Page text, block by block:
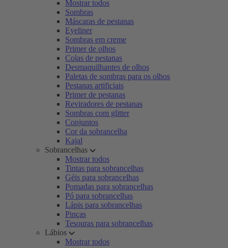
Mostrar todos
Sombras
Máscaras de pestanas
Eyeliner
Sombras em creme
Primer de olhos
Colas de pestanas
Desmaquilhantes de olhos
Paletas de sombras para os olhos
Pestanas artificiais
Primer de pestanas
Reviradores de pestanas
Sombras com glitter
Conjuntos
Cor da sobrancelha
Kajal
Sobrancelhas
Mostrar todos
Tintas para sobrancelhas
Géis para sobrancelhas
Pomadas para sobrancelhas
Pó para sobrancelhas
Lápis para sobrancelhas
Pinças
Tesouras para sobrancelhas
Lábios
Mostrar todos